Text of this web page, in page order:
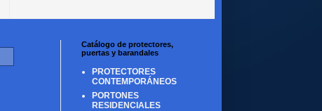
Catálogo de protectores,
puertas y barandales
PROTECTORES
CONTEMPORÁNEOS
PORTONES
RESIDENCIALES